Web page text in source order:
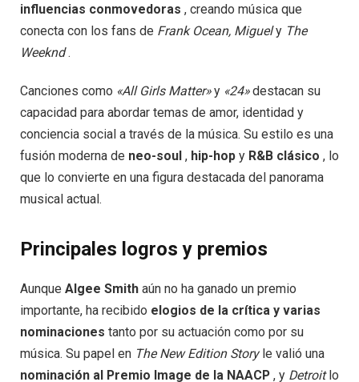
influencias conmovedoras , creando música que
conecta con los fans de Frank Ocean, Miguely The
Weeknd.
Canciones como «All Girls Matter»y «24»destacan su
capacidad para abordar temas de amor, identidad y
conciencia social a través de la música. Su estilo es una
fusión moderna de neo-soul , hip-hop y R&B clásico , lo
que lo convierte en una figura destacada del panorama
musical actual.
Principales logros y premios
Aunque Algee Smith aún no ha ganado un premio
importante, ha recibido elogios de la crítica y varias
nominaciones tanto por su actuación como por su
música. Su papel en The New Edition Storyle valió una
nominación al Premio Image de la NAACP , y Detroitlo